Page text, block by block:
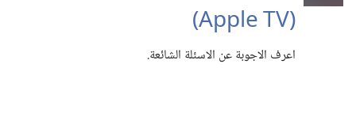
(‏Apple TV)‏
اعرف الاجوبة عن الاسئلة الشائعة.‏